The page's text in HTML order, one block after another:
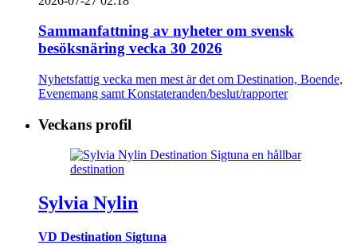
Sammanfattning av nyheter om svensk
besöksnäring vecka 30 2026
Nyhetsfattig vecka men mest är det om Destination, Boende,
Evenemang samt Konstateranden/beslut/rapporter
Veckans profil
Sylvia Nylin
VD Destination Sigtuna